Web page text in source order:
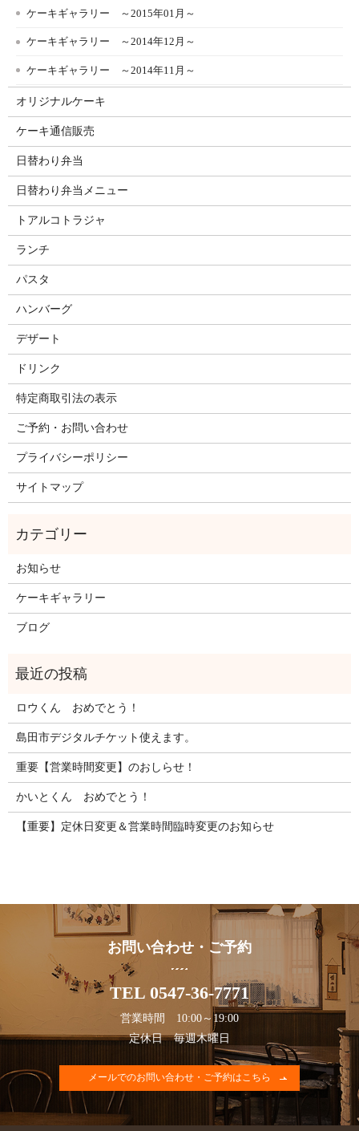
ケーキギャラリー ～2015年01月～
ケーキギャラリー ～2014年12月～
ケーキギャラリー ～2014年11月～
オリジナルケーキ
ケーキ通信販売
日替わり弁当
日替わり弁当メニュー
トアルコトラジャ
ランチ
パスタ
ハンバーグ
デザート
ドリンク
特定商取引法の表示
ご予約・お問い合わせ
プライバシーポリシー
サイトマップ
お知らせ
ケーキギャラリー
ブログ
ロウくん おめでとう！
島田市デジタルチケット使えます。
重要【営業時間変更】のおしらせ！
かいとくん おめでとう！
【重要】定休日変更＆営業時間臨時変更のお知らせ
お問い合わせ・ご予約
TEL 0547-36-7771
営業時間 10:00～19:00
定休日 毎週木曜日
メールでのお問い合わせ・ご予約はこちら